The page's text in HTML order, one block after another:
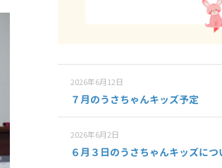
2026年6月12日
７月のうさちゃんキッズ予定
2026年6月2日
６月３日のうさちゃんキッズにつ